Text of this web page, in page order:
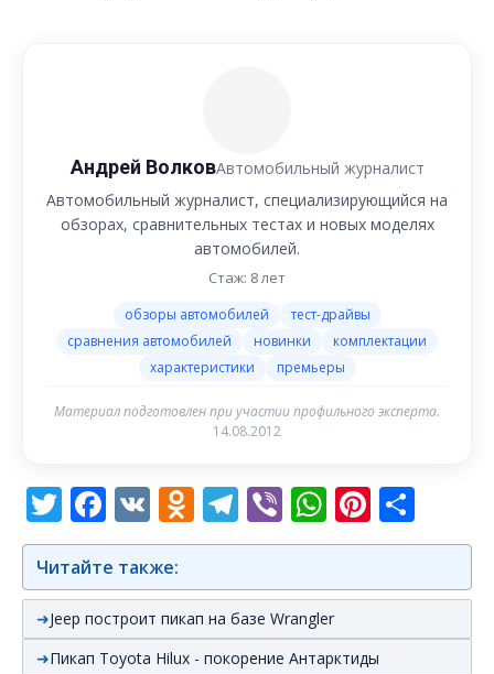
Андрей ВолковАвтомобильный журналист
Автомобильный журналист, специализирующийся на
обзорах, сравнительных тестах и новых моделях
автомобилей.
Стаж: 8 лет
обзоры автомобилей
тест-драйвы
сравнения автомобилей
новинки
комплектации
характеристики
премьеры
Материал подготовлен при участии профильного эксперта.
14.08.2012
Twitter
Facebook
VK Odnoklassniki
Telegram
Viber
Читайте также:
Jeep построит пикап на базе Wrangler
Пикап Toyota Hilux - покорение Антарктиды